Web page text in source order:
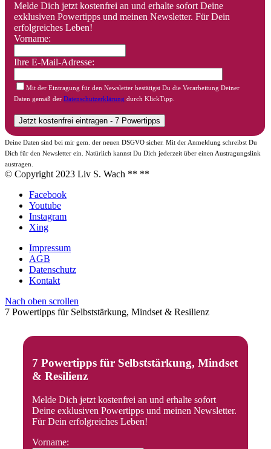
Melde Dich jetzt kostenfrei an und erhalte sofort Deine
exklusiven Powertipps und meinen Newsletter. Für Dein
erfolgreiches Leben!
Vorname:
Ihre E-Mail-Adresse:
Mit der Eintragung für den Newsletter bestätigst Du die Verarbeitung Deiner
Daten gemäß der Datenschutzerklärung durch KlickTipp.
Deine Daten sind bei mir gem. der neuen DSGVO sicher. Mit der Anmeldung schreibst Du
Dich für den Newsletter ein. Natürlich kannst Du Dich jederzeit über einen Austragungslink
austragen.
© Copyright 2023 Liv S. Wach ** **
Facebook
Youtube
Instagram
Xing
Impressum
AGB
Datenschutz
Kontakt
Nach oben scrollen
7 Powertipps für Selbststärkung, Mindset & Resilienz
7 Powertipps für Selbststärkung, Mindset
& Resilienz
Melde Dich jetzt kostenfrei an und erhalte sofort
Deine exklusiven Powertipps und meinen Newsletter.
Für Dein erfolgreiches Leben!
Vorname: